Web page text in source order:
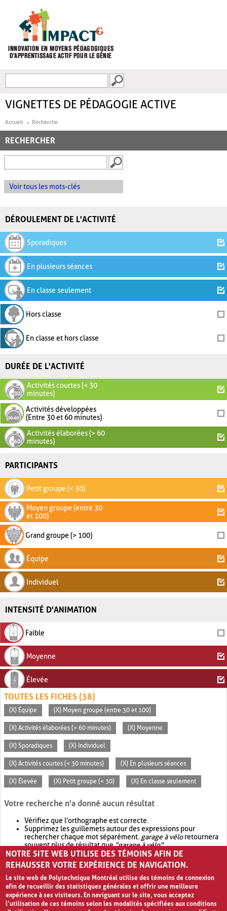
FORMULAIRE DE
VIGNETTES DE PÉDAGOGIE ACTIVE
Accueil Recherche
RECHERCHER
Voir tous les mots-clés
DÉROULEMENT DE L'ACTIVITÉ
Sporadiques
En plusieurs séances
En classe seulement
Hors classe
En classe et hors classe
DURÉE DE L'ACTIVITÉ
Activités courtes (< 30
minutes)
Activités développées
(Entre 30 et 60 minutes)
Activités élaborées (> 60
minutes)
PARTICIPANTS
Petit groupe (< 30)
Moyen groupe (entre 30
et 100)
Grand groupe (> 100)
Équipe
Individuel
INTENSITÉ D'ANIMATION
Faible
Moyenne
Élevée
TOUTES LES FICHES (38)
(X) Équipe (X) Moyen groupe (entre 30 et 100)
(X) Activités élaborées (> 60 minutes) (X) Moyenne
(X) Sporadiques (X) Individuel
(X) Activités courtes (< 30 minutes) (X) En plusieurs séances
(X) Élevée (X) Petit groupe (< 30) (X) En classe seulement
Votre recherche n'a donné aucun résultat
Vérifiez que l'orthographe est correcte.
Supprimez les guillemets autour des expressions pour
rechercher chaque mot séparément. garage à véloretournera
souvent plus de résultat que"garage à vélo".
Envisagez d'élargir votre recherche avec OR.garage OR vélo
retournera souvent plus de résultat quegarage à vélo
NOTRE SITE WEB UTILISE DES TÉMOINS AFIN DE
REHAUSSER VOTRE EXPÉRIENCE DE NAVIGATION.
Le site web de Polytechnique Montréal utilise des témoins de connexion
afin de recueillir des statistiques générales et offrir une meilleure
expérience à ses visiteurs. En naviguant sur le site, vous acceptez
l’utilisation de ces témoins selon les modalités spécifiées aux conditions